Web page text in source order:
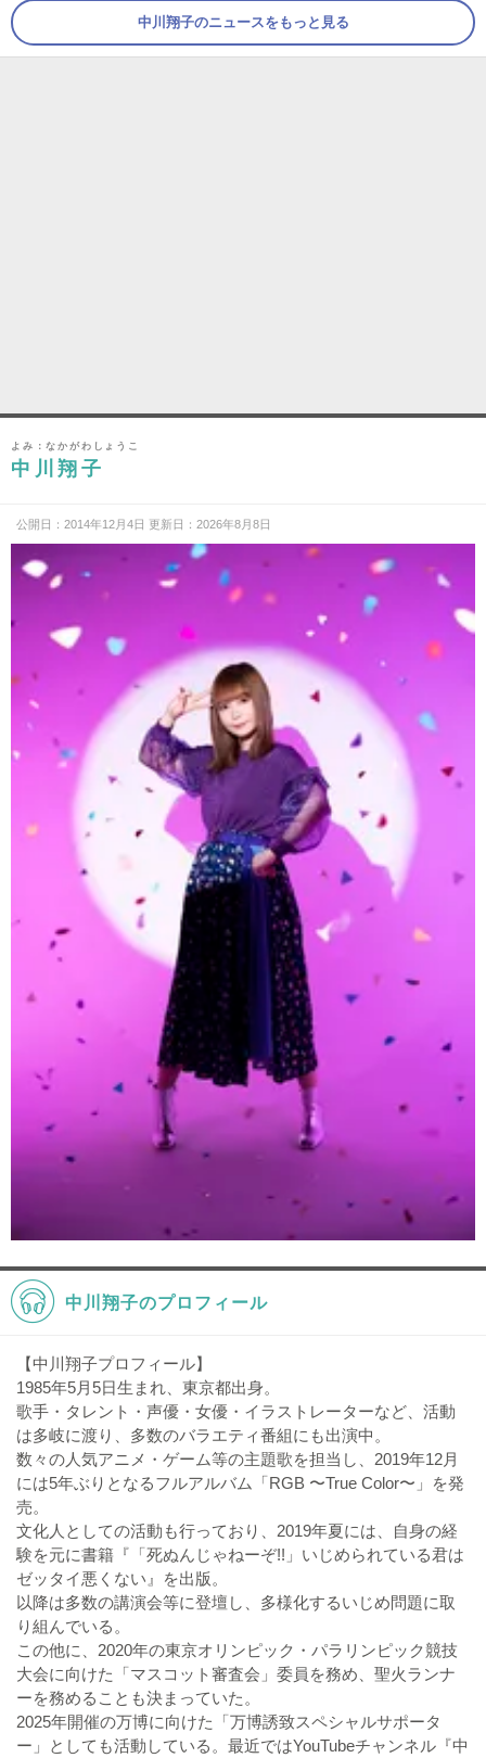
中川翔子のニュースをもっと見る
よみ：なかがわしょうこ
中川翔子
公開日：2014年12月4日 更新日：2026年8月8日
中川翔子のプロフィール
【中川翔子プロフィール】
1985年5月5日生まれ、東京都出身。
歌手・タレント・声優・女優・イラストレーターなど、活動
は多岐に渡り、多数のバラエティ番組にも出演中。
数々の人気アニメ・ゲーム等の主題歌を担当し、2019年12月
には5年ぶりとなるフルアルバム「RGB 〜True Color〜」を発
売。
文化人としての活動も行っており、2019年夏には、自身の経
験を元に書籍『「死ぬんじゃねーぞ!!」いじめられている君は
ゼッタイ悪くない』を出版。
以降は多数の講演会等に登壇し、多様化するいじめ問題に取
り組んでいる。
この他に、2020年の東京オリンピック・パラリンピック競技
大会に向けた「マスコット審査会」委員を務め、聖火ランナ
ーを務めることも決まっていた。
2025年開催の万博に向けた「万博誘致スペシャルサポータ
ー」としても活動している。最近ではYouTubeチャンネル『中